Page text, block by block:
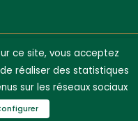
- Crédit vidéo : Jean-
ce site, vous acceptez
réaliser des statistiques
sur les réseaux sociaux